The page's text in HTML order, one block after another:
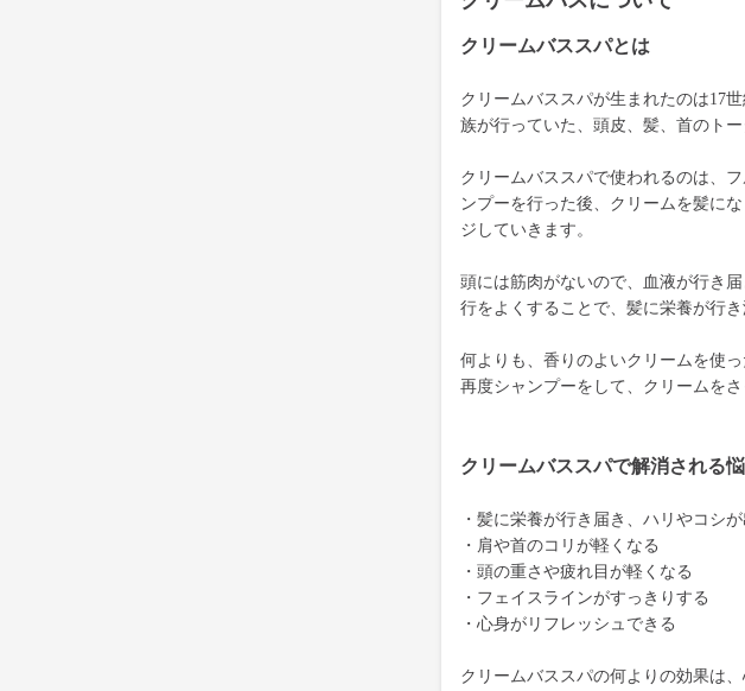
クリームバススパとは
クリームバススパが生まれたのは17
族が行っていた、頭皮、髪、首のトー
クリームバススパで使われるのは、
ンプーを行った後、クリームを髪に
ジしていきます。
頭には筋肉がないので、血液が行き
行をよくすることで、髪に栄養が行
何よりも、香りのよいクリームを使
再度シャンプーをして、クリームをさ
クリームバススパで解消される
・髪に栄養が行き届き、ハリやコシが
・肩や首のコリが軽くなる
・頭の重さや疲れ目が軽くなる
・フェイスラインがすっきりする
・心身がリフレッシュできる
クリームバススパの何よりの効果は